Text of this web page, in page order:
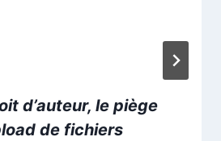
d’auteur, le piège
de fichiers